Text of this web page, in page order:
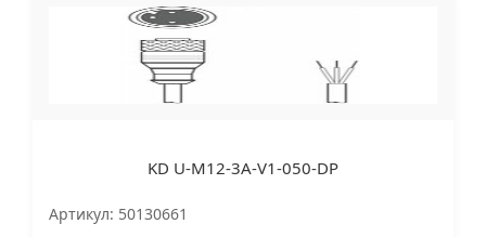
KD U-M12-3A-V1-050-DP
Артикул: 50130661